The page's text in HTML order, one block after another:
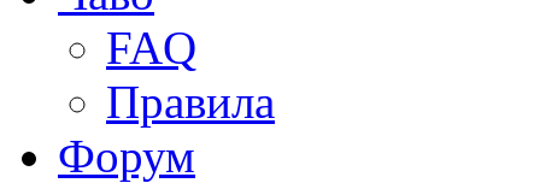
FAQ
Правила
Форум